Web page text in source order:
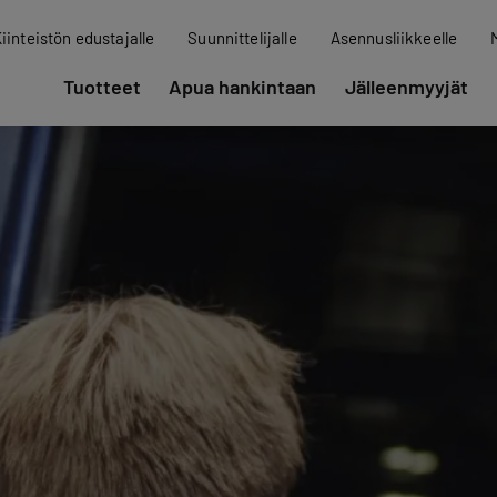
edustajalle Suunnittelijalle Asennusliikkeelle
Tuotteet Apua hankintaan Jälleenmyyjät